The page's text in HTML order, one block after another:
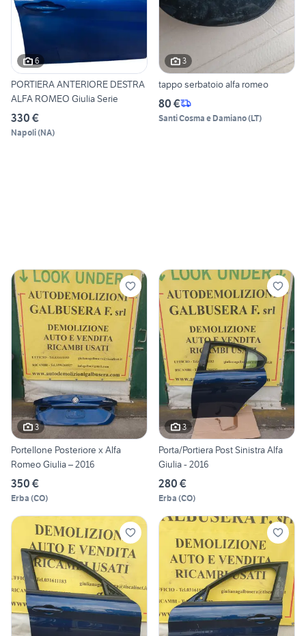
6
PORTIERA ANTERIORE DESTRA
ALFA ROMEO Giulia Serie
330 €
Napoli(NA)
3
tappo serbatoio alfa romeo
80 €
Santi Cosma e Damiano(LT)
3
Portellone Posteriore x Alfa
Romeo Giulia – 2016
350 €
Erba (CO)
3
Porta/Portiera Post Sinistra Alfa
Giulia - 2016
280 €
Erba (CO)